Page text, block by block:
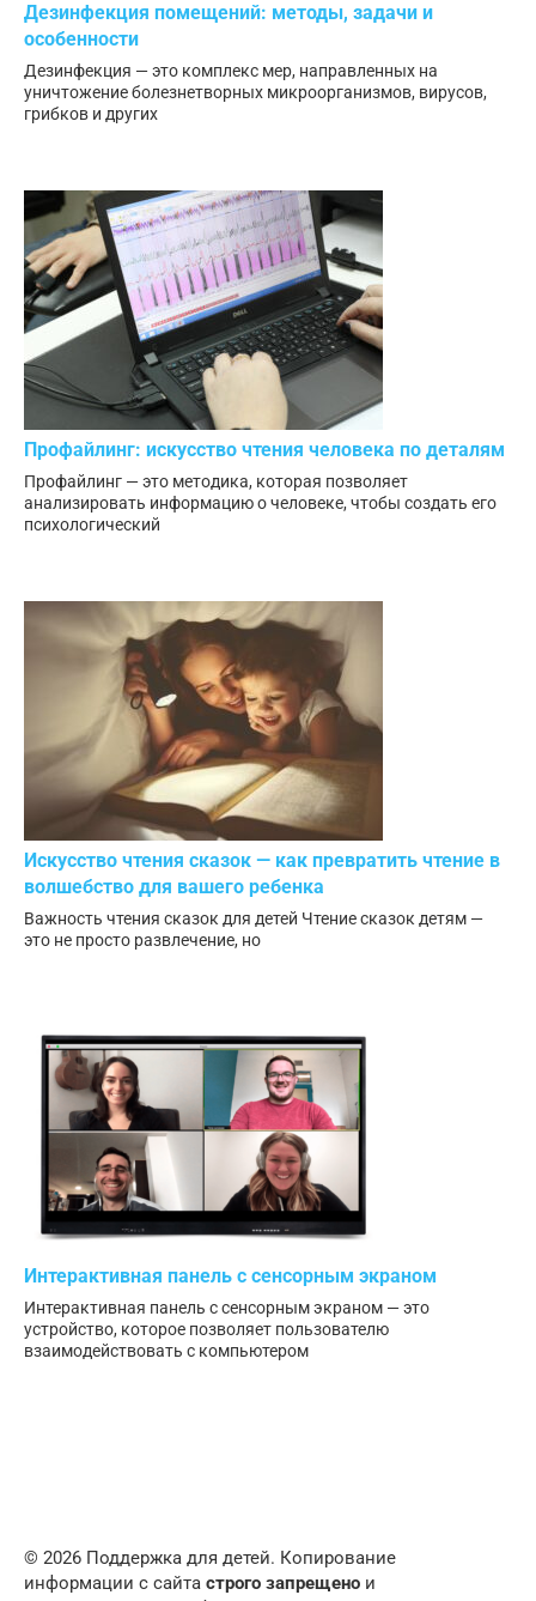
Дезинфекция помещений: методы, задачи и
особенности
Дезинфекция — это комплекс мер, направленных на
уничтожение болезнетворных микроорганизмов, вирусов,
грибков и других
Профайлинг: искусство чтения человека по деталям
Профайлинг — это методика, которая позволяет
анализировать информацию о человеке, чтобы создать его
психологический
Искусство чтения сказок — как превратить чтение в
волшебство для вашего ребенка
Важность чтения сказок для детей Чтение сказок детям —
это не просто развлечение, но
Интерактивная панель с сенсорным экраном
Интерактивная панель с сенсорным экраном — это
устройство, которое позволяет пользователю
взаимодействовать с компьютером
© 2026 Поддержка для детей. Копирование
информации с сайта строго запрещено и